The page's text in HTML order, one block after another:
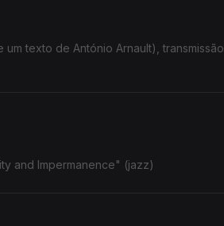
um texto de António Arnault), transmissão
and Impermanence" (jazz)